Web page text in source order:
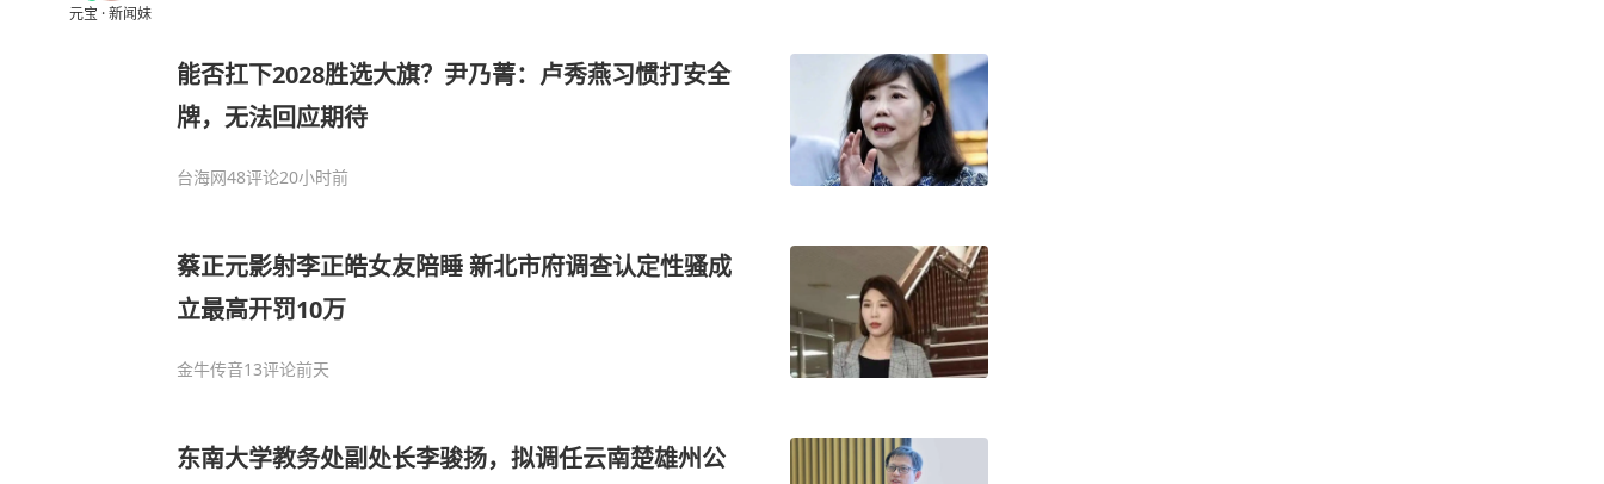
元宝 · 新闻妹
能否扛下2028胜选大旗？尹乃菁：卢秀燕习惯打安全
牌，无法回应期待
台海网48评论20小时前
蔡正元影射李正皓女友陪睡 新北市府调查认定性骚成
立最高开罚10万
金牛传音13评论前天
东南大学教务处副处长李骏扬，拟调任云南楚雄州公